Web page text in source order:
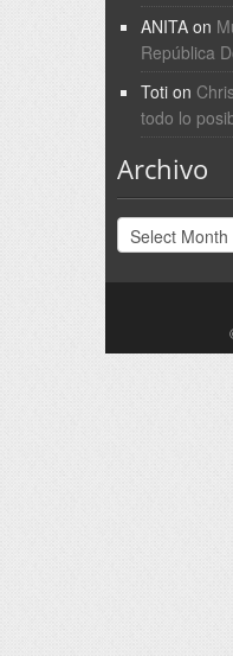
ANITAon
República
Totion
todo lo
Archivo
Archivo